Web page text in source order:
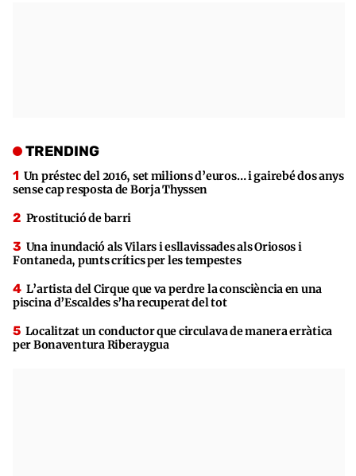
TRENDING
Un préstec del 2016, set milions d’euros… i gairebé dos anys
sense cap resposta de Borja Thyssen
Prostitució de barri
Una inundació als Vilars i esllavissades als Oriosos i
Fontaneda, punts crítics per les tempestes
L’artista del Cirque que va perdre la consciència en una
piscina d’Escaldes s’ha recuperat del tot
Localitzat un conductor que circulava de manera erràtica
per Bonaventura Riberaygua